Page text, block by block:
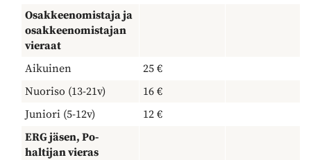
Osakkeenomistaja ja
osakkeenomistajan
vieraat
Aikuinen
25 €
Nuoriso (13-21v)
16 €
Juniori (5-12v)
12 €
ERG jäsen, Po-
haltijan vieras